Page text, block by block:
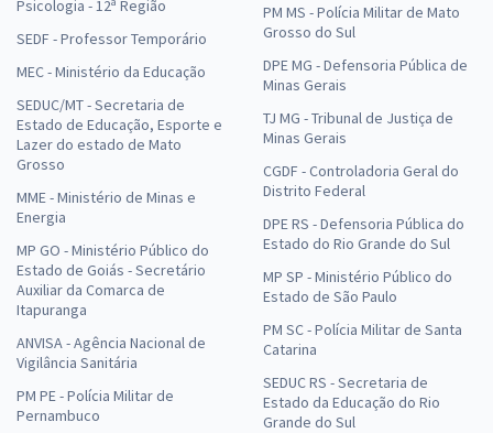
Psicologia - 12ª Região
SEDF - Professor Temporário
MEC - Ministério da Educação
SEDUC/MT - Secretaria de
Estado de Educação, Esporte e
Lazer do estado de Mato
Grosso
MME - Ministério de Minas e
Energia
MP GO - Ministério Público do
Estado de Goiás - Secretário
Auxiliar da Comarca de
Itapuranga
ANVISA - Agência Nacional de
Vigilância Sanitária
PM PE - Polícia Militar de
Pernambuco
PM MS - Polícia Militar de Mato
Grosso do Sul
DPE MG - Defensoria Pública de
Minas Gerais
TJ MG - Tribunal de Justiça de
Minas Gerais
CGDF - Controladoria Geral do
Distrito Federal
DPE RS - Defensoria Pública do
Estado do Rio Grande do Sul
MP SP - Ministério Público do
Estado de São Paulo
PM SC - Polícia Militar de Santa
Catarina
SEDUC RS - Secretaria de
Estado da Educação do Rio
Grande do Sul